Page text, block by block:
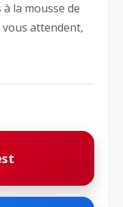
la mousse de
attendent,